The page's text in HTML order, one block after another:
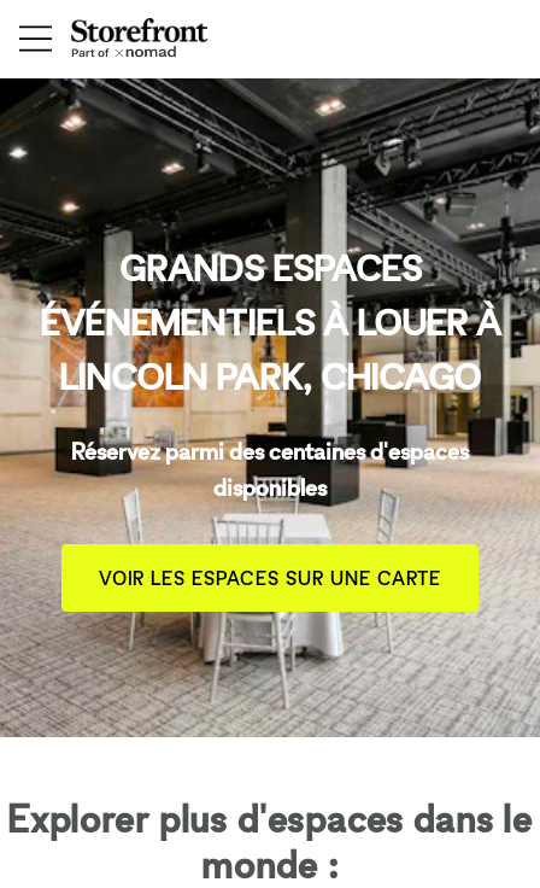
GRANDS ESPACES
ÉVÉNEMENTIELS À LOUER À
LINCOLN PARK, CHICAGO
Réservez parmi des centaines d'espaces
disponibles
VOIR LES ESPACES SUR UNE CARTE
Explorer plus d'espaces dans le
monde :